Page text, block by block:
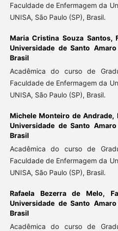
Faculdade de Enfermagem da
UNISA, São Paulo (SP), Brasil.
Maria Cristina Souza Santos,
Universidade de Santo
Brasil
Acadêmica do curso de
Faculdade de Enfermagem da
UNISA, São Paulo (SP), Brasil.
Michele Monteiro de Andrade,
Universidade de Santo
Brasil
Acadêmica do curso de
Faculdade de Enfermagem da
UNISA, São Paulo (SP), Brasil.
Rafaela Bezerra de Melo,
Universidade de Santo
Brasil
Acadêmica do curso de